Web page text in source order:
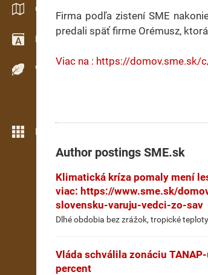
Catalogs / Brochures
Dictionary
Wood Species
More features
Firma podľa zistení SME
predali späť firme Orémusz,
Viac na : https://domov.sme.sk/
Author postings SME.sk
Klimatická kríza pomaly mení
viac: https://www.sme.sk/
slovensku-varuju-vedci-zo-sav
Dlhé obdobia bez zrážok, tropické
Vláda schválila zonáciu
percent